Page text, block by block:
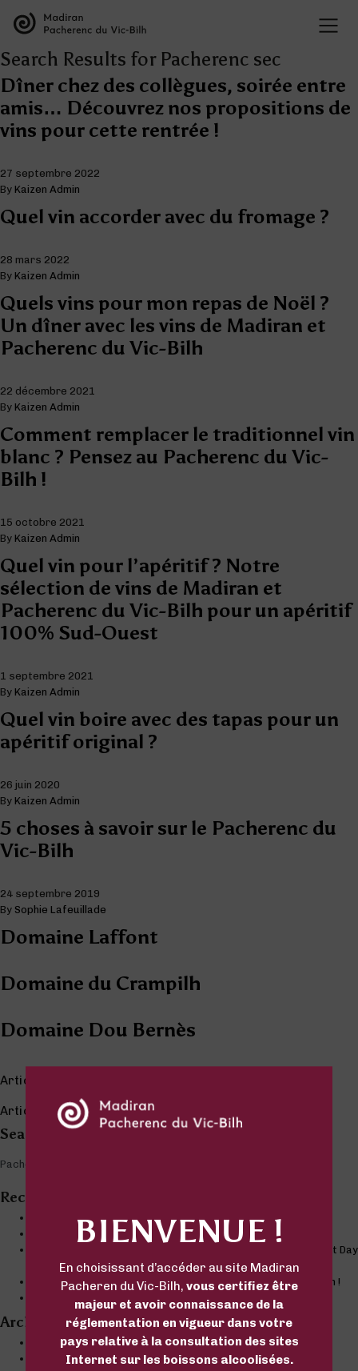
Search Results for Pacherenc sec
Dîner chez des collègues, soirée entre
amis… Découvrez nos propositions de
vins pour cette rentrée !
27 septembre 2022
By Kaizen Admin
Quel vin accorder avec du fromage ?
28 mars 2022
By Kaizen Admin
Quels vins pour mon repas de Noël ?
Un dîner avec les vins de Madiran et
Pacherenc du Vic-Bilh
22 décembre 2021
By Kaizen Admin
Comment remplacer le traditionnel vin
blanc ? Pensez au Pacherenc du Vic-
Bilh !
15 octobre 2021
By Kaizen Admin
Quel vin pour l’apéritif ? Notre
sélection de vins de Madiran et
Pacherenc du Vic-Bilh pour un apéritif
100% Sud-Ouest
1 septembre 2021
By Kaizen Admin
Quel vin boire avec des tapas pour un
apéritif original ?
26 juin 2020
By Kaizen Admin
5 choses à savoir sur le Pacherenc du
Vic-Bilh
24 septembre 2019
By Sophie Lafeuillade
Domaine Laffont
Domaine du Crampilh
Domaine Dou Bernès
Navigation des articles
Articles plus anciens
Articles plus récents
Search
Rechercher :
Recent Posts
Soirée Vins & copains 2026 – L’été continue à Madiran !
La braderie des vins ambassadeurs – 24 mai 2026
Lancement réussi pour Bleu Tanant, à Paris le jour du Tannat Day
Découvrez Bleu Tannat : une nouvelle expression du Madiran !
Projet d’avenir – Quelque chose se prépare
Archives
juin 2026
avril 2026
BIENVENUE !
En choisissant d’accéder au site Madiran
Pacheren du Vic-Bilh, vous certifiez être
majeur et avoir connaissance de la
réglementation en vigueur dans votre
pays relative à la consultation des sites
Internet sur les boissons alcoolisées.